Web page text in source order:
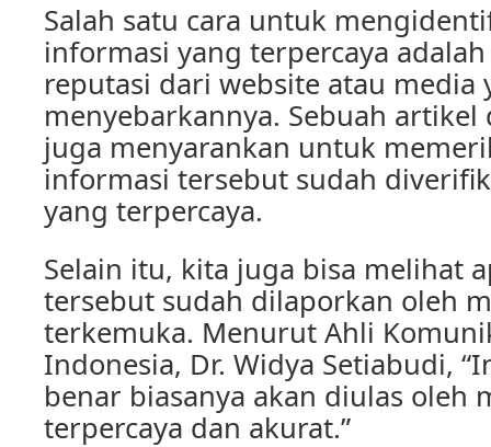
Salah satu cara untuk
informasi yang terpercaya
reputasi dari website atau media
menyebarkannya. Sebuah artikel
juga menyarankan untuk
informasi tersebut sudah
yang terpercaya.
Selain itu, kita juga bisa melihat
tersebut sudah dilaporkan oleh
terkemuka. Menurut Ahli
Indonesia, Dr. Widya Setiabudi,
benar biasanya akan diulas oleh
terpercaya dan akurat.”